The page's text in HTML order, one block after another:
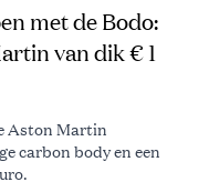
met de Bodo:
van dik € 1
Aston Martin
carbon body en een